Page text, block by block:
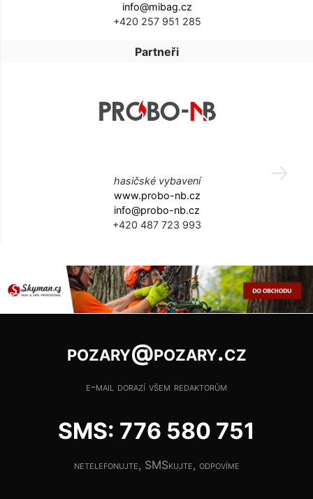
info@mibag.cz
+420 257 951 285
Partneři
hasičské vybavení
www.probo-nb.cz
info@probo-nb.cz
+420 487 723 993
pozary@pozary.cz
e-mail dorazí všem redaktorům
SMS: 776 580 751
netelefonujte, SMSkujte, odpovíme